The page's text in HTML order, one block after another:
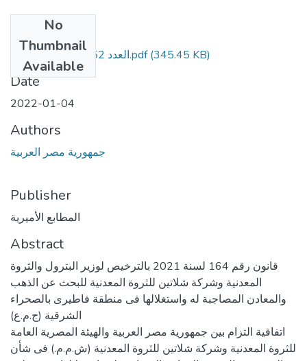
No
Thumbnail
Available
العدد 52 مكرر ط مؤمن.pdf(345.45 KB)
Date
2022-01-04
Authors
جمهورية مصر العربية
Publisher
المطابع الأميرية
Abstract
قانون رقم 164 لسنة 2021 بالترخيص لوزير البترول والثروة
المعدنية وشركة شلاتين للثروة المعدنية للبحث عن الذهب
والمعادن المصاجبة له واستغلالها فى منطقة فاطيرى بالصحراء
الشرقية (ج.م.ع)
اتفاقية التزام بين جمهورية مصر العربية والهيئة المصرية العامة
للثروة المعدنية وشركة شلاتين للثروة المعدنية (ش.م.م.) فى شأن